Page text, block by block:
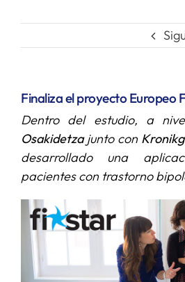
GRUPOS DE INVESTIGACIÓN
PROYECTOS/COLABORACIONES
SERVICIOS
APOYO I+D+I
Finaliza el proyecto Europeo
Dentro del estudio, a
Osakidetzajunto con
desarrollado una
pacientes con trastorno